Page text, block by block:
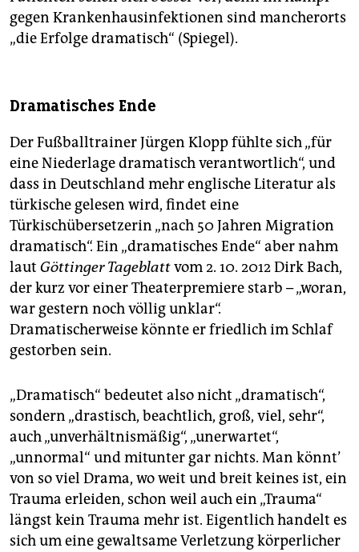
gegen Krankenhausinfektionen sind mancherorts
„die Erfolge dramatisch“ (Spiegel).
Dramatisches Ende
Der Fußballtrainer Jürgen Klopp fühlte sich „für
eine Niederlage dramatisch verantwortlich“, und
dass in Deutschland mehr englische Literatur als
türkische gelesen wird, findet eine
Türkischübersetzerin „nach 50 Jahren Migration
dramatisch“. Ein „dramatisches Ende“ aber nahm
laut Göttinger Tageblattvom 2. 10. 2012 Dirk Bach,
der kurz vor einer Theaterpremiere starb – „woran,
war gestern noch völlig unklar“.
Dramatischerweise könnte er friedlich im Schlaf
gestorben sein.
„Dramatisch“ bedeutet also nicht „dramatisch“,
sondern „drastisch, beachtlich, groß, viel, sehr“,
auch „unverhältnismäßig“, „unerwartet“,
„unnormal“ und mitunter gar nichts. Man könnt’
von so viel Drama, wo weit und breit keines ist, ein
Trauma erleiden, schon weil auch ein „Trauma“
längst kein Trauma mehr ist. Eigentlich handelt es
sich um eine gewaltsame Verletzung körperlicher